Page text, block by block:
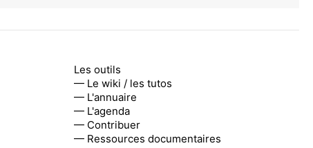
Les outils
— Le wiki / les tutos
— L'annuaire
— L'agenda
— Contribuer
— Ressources documentaires